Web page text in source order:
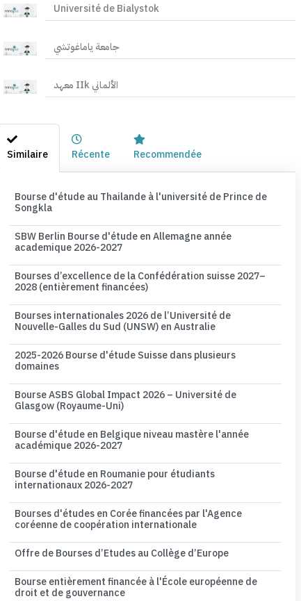
Université de Bialystok
جامعة ياماغوتشي
معهد IIk الألماني
Similaire Récente Recommendée
Bourse d'étude au Thailande à l'université de Prince de
Songkla
SBW Berlin Bourse d'étude en Allemagne année
academique 2026-2027
Bourses d’excellence de la Confédération suisse 2027–
2028 (entièrement financées)
Bourses internationales 2026 de l’Université de
Nouvelle-Galles du Sud (UNSW) en Australie
2025-2026 Bourse d'étude Suisse dans plusieurs
domaines
Bourse ASBS Global Impact 2026 – Université de
Glasgow (Royaume-Uni)
Bourse d'étude en Belgique niveau mastère l'année
académique 2026-2027
Bourse d'étude en Roumanie pour étudiants
internationaux 2026-2027
Bourses d'études en Corée financées par l'Agence
coréenne de coopération internationale
Offre de Bourses d’Etudes au Collège d’Europe
Bourse entièrement financée à l'École européenne de
droit et de gouvernance